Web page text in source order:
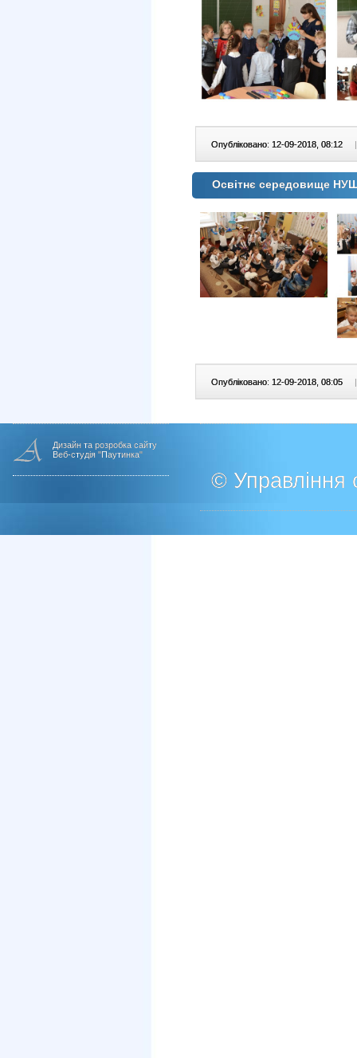
Опубліковано: 12-09-2018, 08:12
Освітнє середовище
Опубліковано: 12-09-2018, 08:05
Дизайн та розробка сайту
Веб-студія "Паутинка"
© Управління